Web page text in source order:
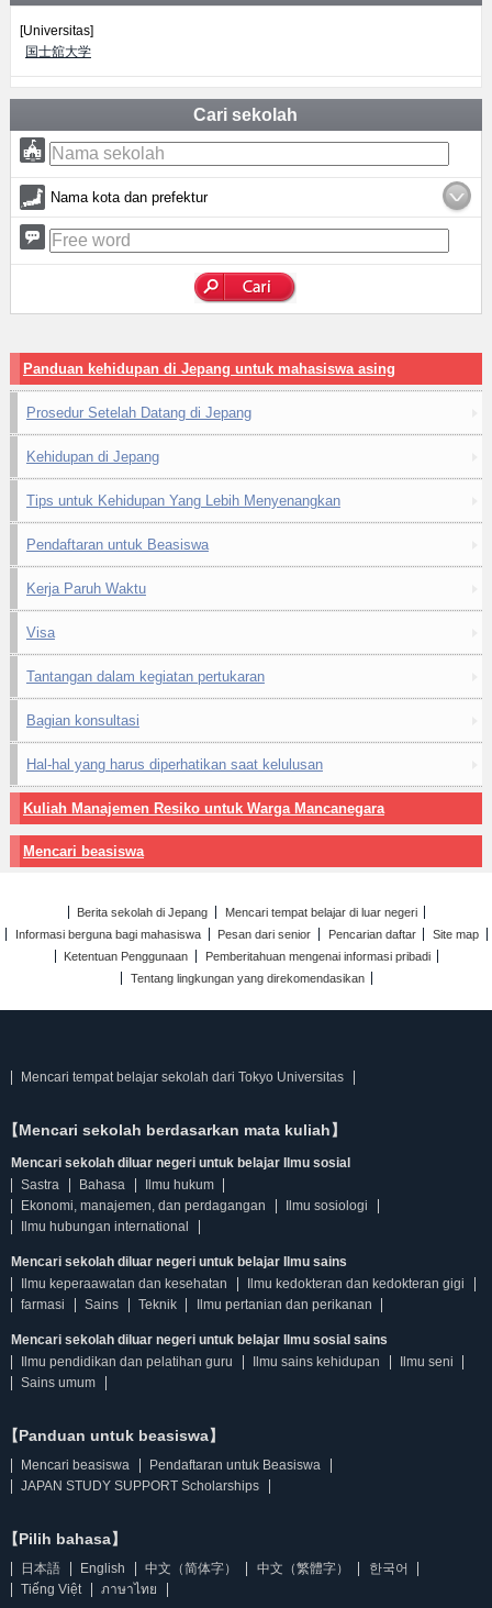
[Universitas]
国士舘大学
Cari sekolah
Nama kota dan prefektur
Panduan kehidupan di Jepang untuk mahasiswa asing
Prosedur Setelah Datang di Jepang
Kehidupan di Jepang
Tips untuk Kehidupan Yang Lebih Menyenangkan
Pendaftaran untuk Beasiswa
Kerja Paruh Waktu
Visa
Tantangan dalam kegiatan pertukaran
Bagian konsultasi
Hal-hal yang harus diperhatikan saat kelulusan
Kuliah Manajemen Resiko untuk Warga Mancanegara
Mencari beasiswa
Berita sekolah di Jepang
Mencari tempat belajar di luar negeri
Informasi berguna bagi mahasiswa
Pesan dari senior Pencarian daftar
Site map
Ketentuan Penggunaan
Pemberitahuan mengenai informasi pribadi
Tentang lingkungan yang direkomendasikan
Mencari tempat belajar sekolah dari Tokyo Universitas
【Mencari sekolah berdasarkan mata kuliah】
Mencari sekolah diluar negeri untuk belajar Ilmu sosial
Sastra
Bahasa
Ilmu hukum
Ekonomi, manajemen, dan perdagangan
Ilmu sosiologi
Ilmu hubungan international
Mencari sekolah diluar negeri untuk belajar Ilmu sains
Ilmu keperaawatan dan kesehatan
Ilmu kedokteran dan kedokteran gigi
farmasi
Sains Teknik Ilmu pertanian dan perikanan
Mencari sekolah diluar negeri untuk belajar Ilmu sosial sains
Ilmu pendidikan dan pelatihan guru
Ilmu sains kehidupan
Ilmu seni
Sains umum
【Panduan untuk beasiswa】
Mencari beasiswa
Pendaftaran untuk Beasiswa
JAPAN STUDY SUPPORT Scholarships
【Pilih bahasa】
日本語 English 中文（简体字） 中文（繁體字）
한국어
Tiếng Việt
ภาษาไทย